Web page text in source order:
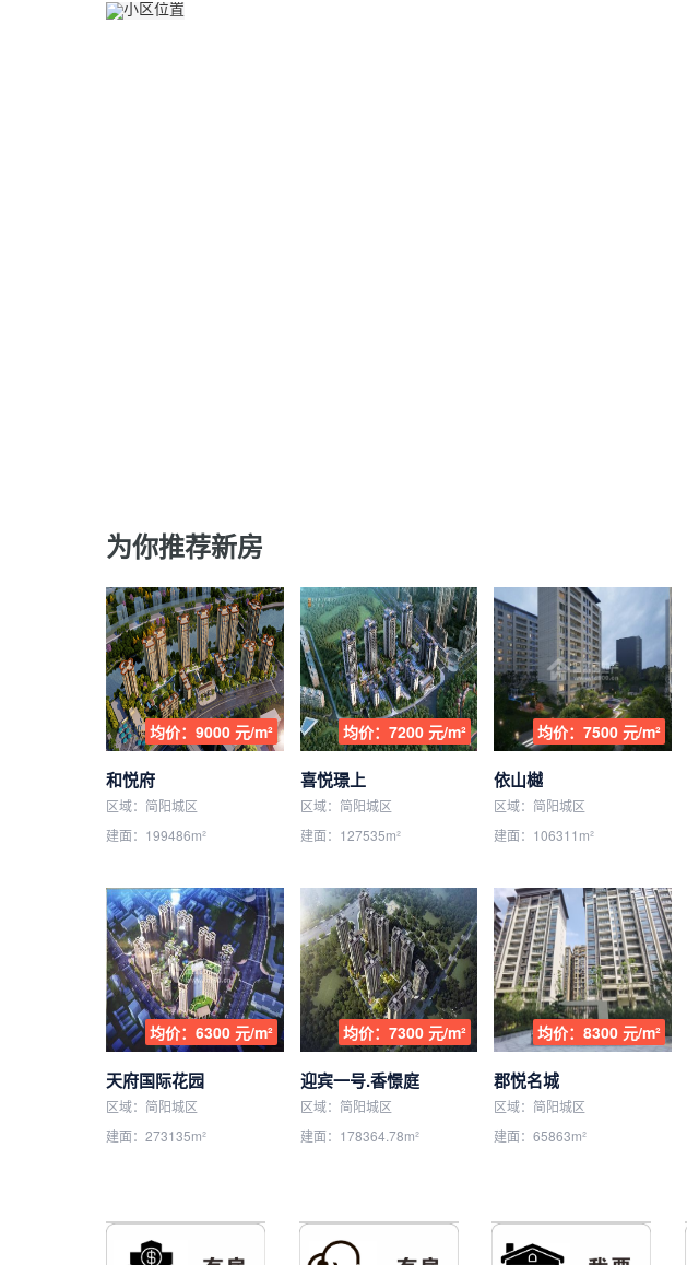
为你推荐新房
均价：9000 元/m²
和悦府
区域：简阳城区
建面：199486m²
均价：7200 元/m²
喜悦璟上
区域：简阳城区
建面：127535m²
均价：7500 元/m²
依山樾
区域：简阳城区
建面：106311m²
均价：6300 元/m²
天府国际花园
区域：简阳城区
建面：273135m²
均价：7300 元/m²
迎宾一号.香憬庭
区域：简阳城区
建面：178364.78m²
均价：8300 元/m²
郡悦名城
区域：简阳城区
建面：65863m²